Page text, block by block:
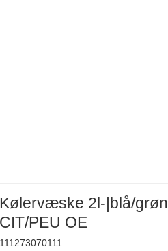
Kølervæske 2l-|blå/grøn
CIT/PEU OE
111273070111